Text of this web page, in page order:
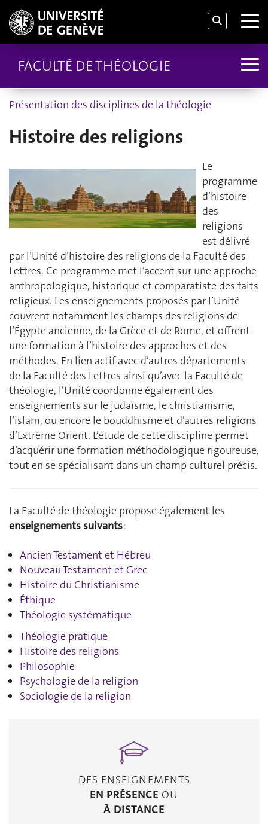
FACULTÉ DE THÉOLOGIE
Présentation des disciplines de la théologie
Histoire des religions
Le
programme
d’histoire
des
religions
est délivré
par l’Unité d’histoire des religions de la Faculté des
Lettres. Ce programme met l’accent sur une approche
anthropologique, historique et comparatiste des faits
religieux. Les enseignements proposés par l’Unité
couvrent notamment les champs des religions de
l’Égypte ancienne, de la Grèce et de Rome, et offrent
une formation à l’histoire des approches et des
méthodes. En lien actif avec d’autres départements
de la Faculté des Lettres ainsi qu’avec la Faculté de
théologie, l’Unité coordonne également des
enseignements sur le judaïsme, le christianisme,
l’islam, ou encore le bouddhisme et d’autres religions
d’Extrême Orient. L’étude de cette discipline permet
d’acquérir une formation méthodologique rigoureuse,
tout en se spécialisant dans un champ culturel précis.
La Faculté de théologie propose également les
enseignements suivants:
Ancien Testament et Hébreu
Nouveau Testament et Grec
Histoire du Christianisme
Éthique
Théologie systématique
Théologie pratique
Histoire des religions
Philosophie
Psychologie de la religion
Sociologie de la religion
DES ENSEIGNEMENTS
EN PRÉSENCE OU
À DISTANCE